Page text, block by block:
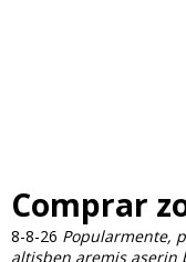
Comprar
8-8-26 Popularmente,
altisben aremis aserin